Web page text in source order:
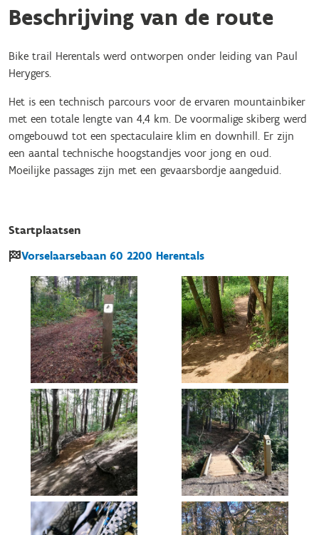
Beschrijving van de route
Bike trail Herentals werd ontworpen onder leiding van Paul
Herygers.
Het is een technisch parcours voor de ervaren mountainbiker
met een totale lengte van 4,4 km. De voormalige skiberg werd
omgebouwd tot een spectaculaire klim en downhill. Er zijn
een aantal technische hoogstandjes voor jong en oud.
Moeilijke passages zijn met een gevaarsbordje aangeduid.
Startplaatsen
Vorselaarsebaan 60 2200 Herentals